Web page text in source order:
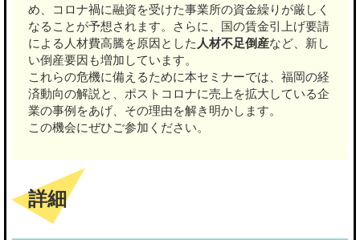
め、コロナ禍に融資を受けた事業所の資金繰りが厳しく
なることが予想されます。さらに、国の賃金引上げ要請
による人材費高騰を原因とした 人材不足倒産など、新し
い倒産要因も増加しています。
これらの危機に備えるために本セミナーでは、福岡の経
済動向の解説と、ポストコロナに売上を拡大している企
業の事例をあげ、その理由を解き明かします。
この機会にぜひご参加ください。
詳細